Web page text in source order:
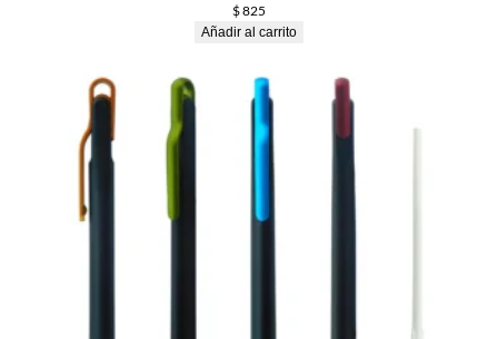
$825
Añadir al carrito